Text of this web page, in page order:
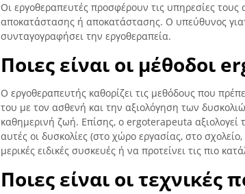
Οι εργοθεραπευτές προσφέρουν τις υπηρεσίες τους
αποκατάστασης ή αποκατάστασης. Ο υπεύθυνος
συνταγογραφήσει την εργοθεραπεία.
Ποιες είναι οι μέθοδοι
Ο εργοθεραπευτής καθορίζει τις μεθόδους που
του με τον ασθενή και την αξιολόγηση των
καθημερινή ζωή. Επίσης, ο ergoterapeuta αξιολογεί
αυτές οι δυσκολίες (στο χώρο εργασίας, στο
μερικές ειδικές συσκευές ή να προτείνει τις πιο
Ποιες είναι οι τεχνικές